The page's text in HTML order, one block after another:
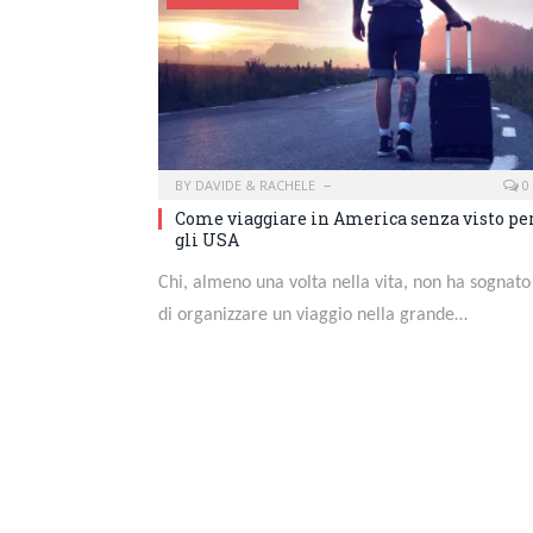
BY DAVIDE & RACHELE 0
Come viaggiare in America senza visto
gli USA
Chi, almeno una volta nella vita, non ha sognato
di organizzare un viaggio nella grande…